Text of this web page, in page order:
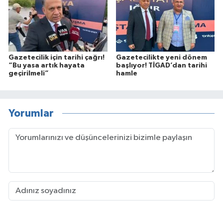
Gazetecilik için tarihi çağrı!
“Bu yasa artık hayata
geçirilmeli”
Gazetecilikte yeni dönem
başlıyor! TİGAD’dan tarihi
hamle
Yorumlar